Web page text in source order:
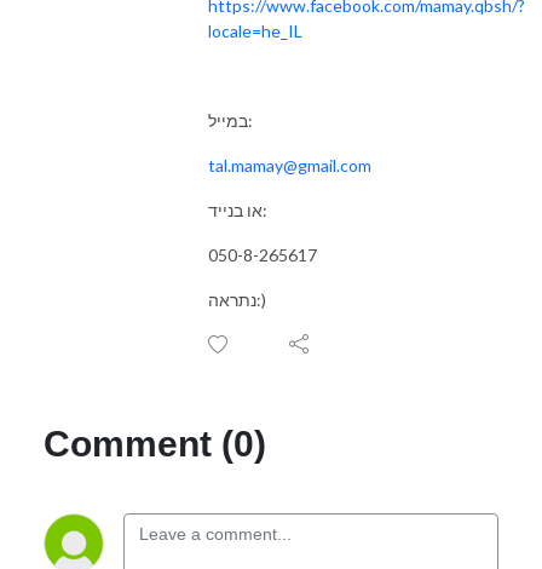
https://www.facebook.com/mamay.qbsh/?
locale=he_IL
במייל:
tal.mamay@gmail.com
או בנייד:
050-8-265617
נתראה:)
Comment (0)